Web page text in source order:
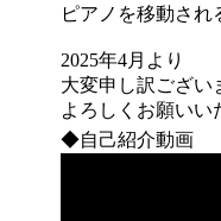
ピアノを移動さ
2025年4月より
大変申し訳ござい
よろしくお願いい
◆自己紹介動画